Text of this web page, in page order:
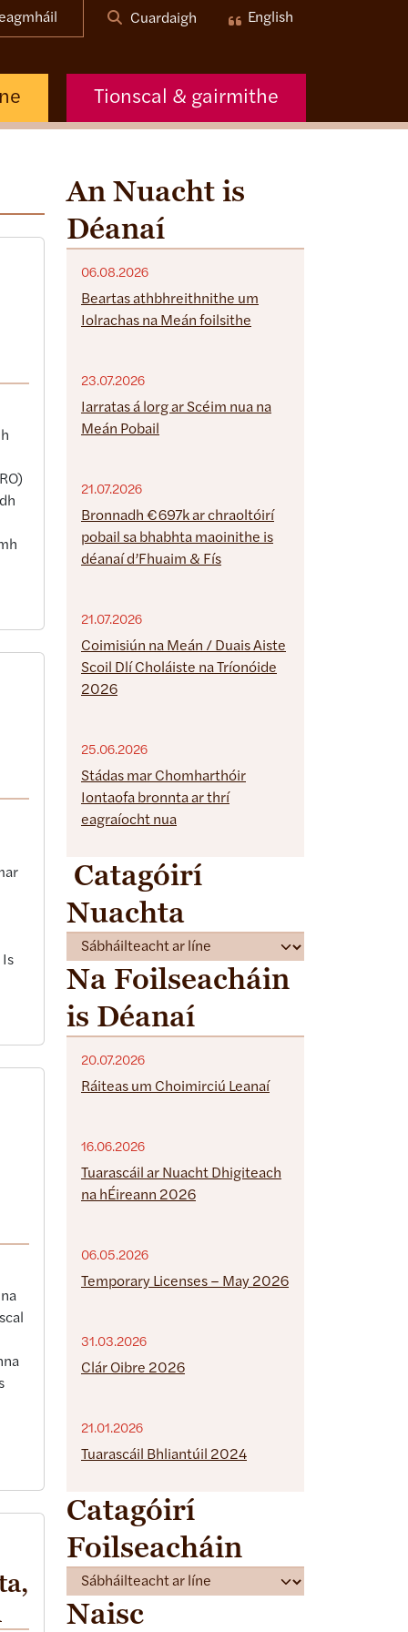
Cuardaigh English
Tionscal & gairmithe
Is
An Nuacht is
Déanaí
06.08.2026
Beartas athbhreithnithe um
Iolrachas na Meán foilsithe
23.07.2026
Iarratas á lorg ar Scéim nua na
Meán Pobail
21.07.2026
Bronnadh €697k ar chraoltóirí
pobail sa bhabhta maoinithe is
déanaí d’Fhuaim & Fís
21.07.2026
Coimisiún na Meán / Duais Aiste
Scoil Dlí Choláiste na Tríonóide
2026
25.06.2026
Stádas mar Chomharthóir
Iontaofa bronnta ar thrí
eagraíocht nua
Catagóirí
Nuachta
a
t
e
g
Na Foilseacháin
is Déanaí
20.07.2026
Ráiteas um Choimirciú Leanaí
16.06.2026
Tuarascáil ar Nuacht Dhigiteach
na hÉireann 2026
06.05.2026
Temporary Licenses – May 2026
31.03.2026
Clár Oibre 2026
21.01.2026
Tuarascáil Bhliantúil 2024
Catagóirí
Foilseacháin
a
t
Naisc